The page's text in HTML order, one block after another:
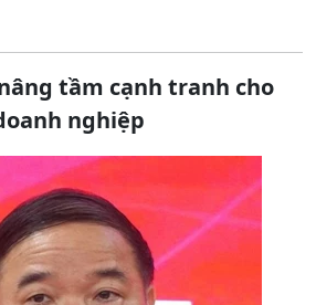
tầm cạnh tranh cho
nghiệp